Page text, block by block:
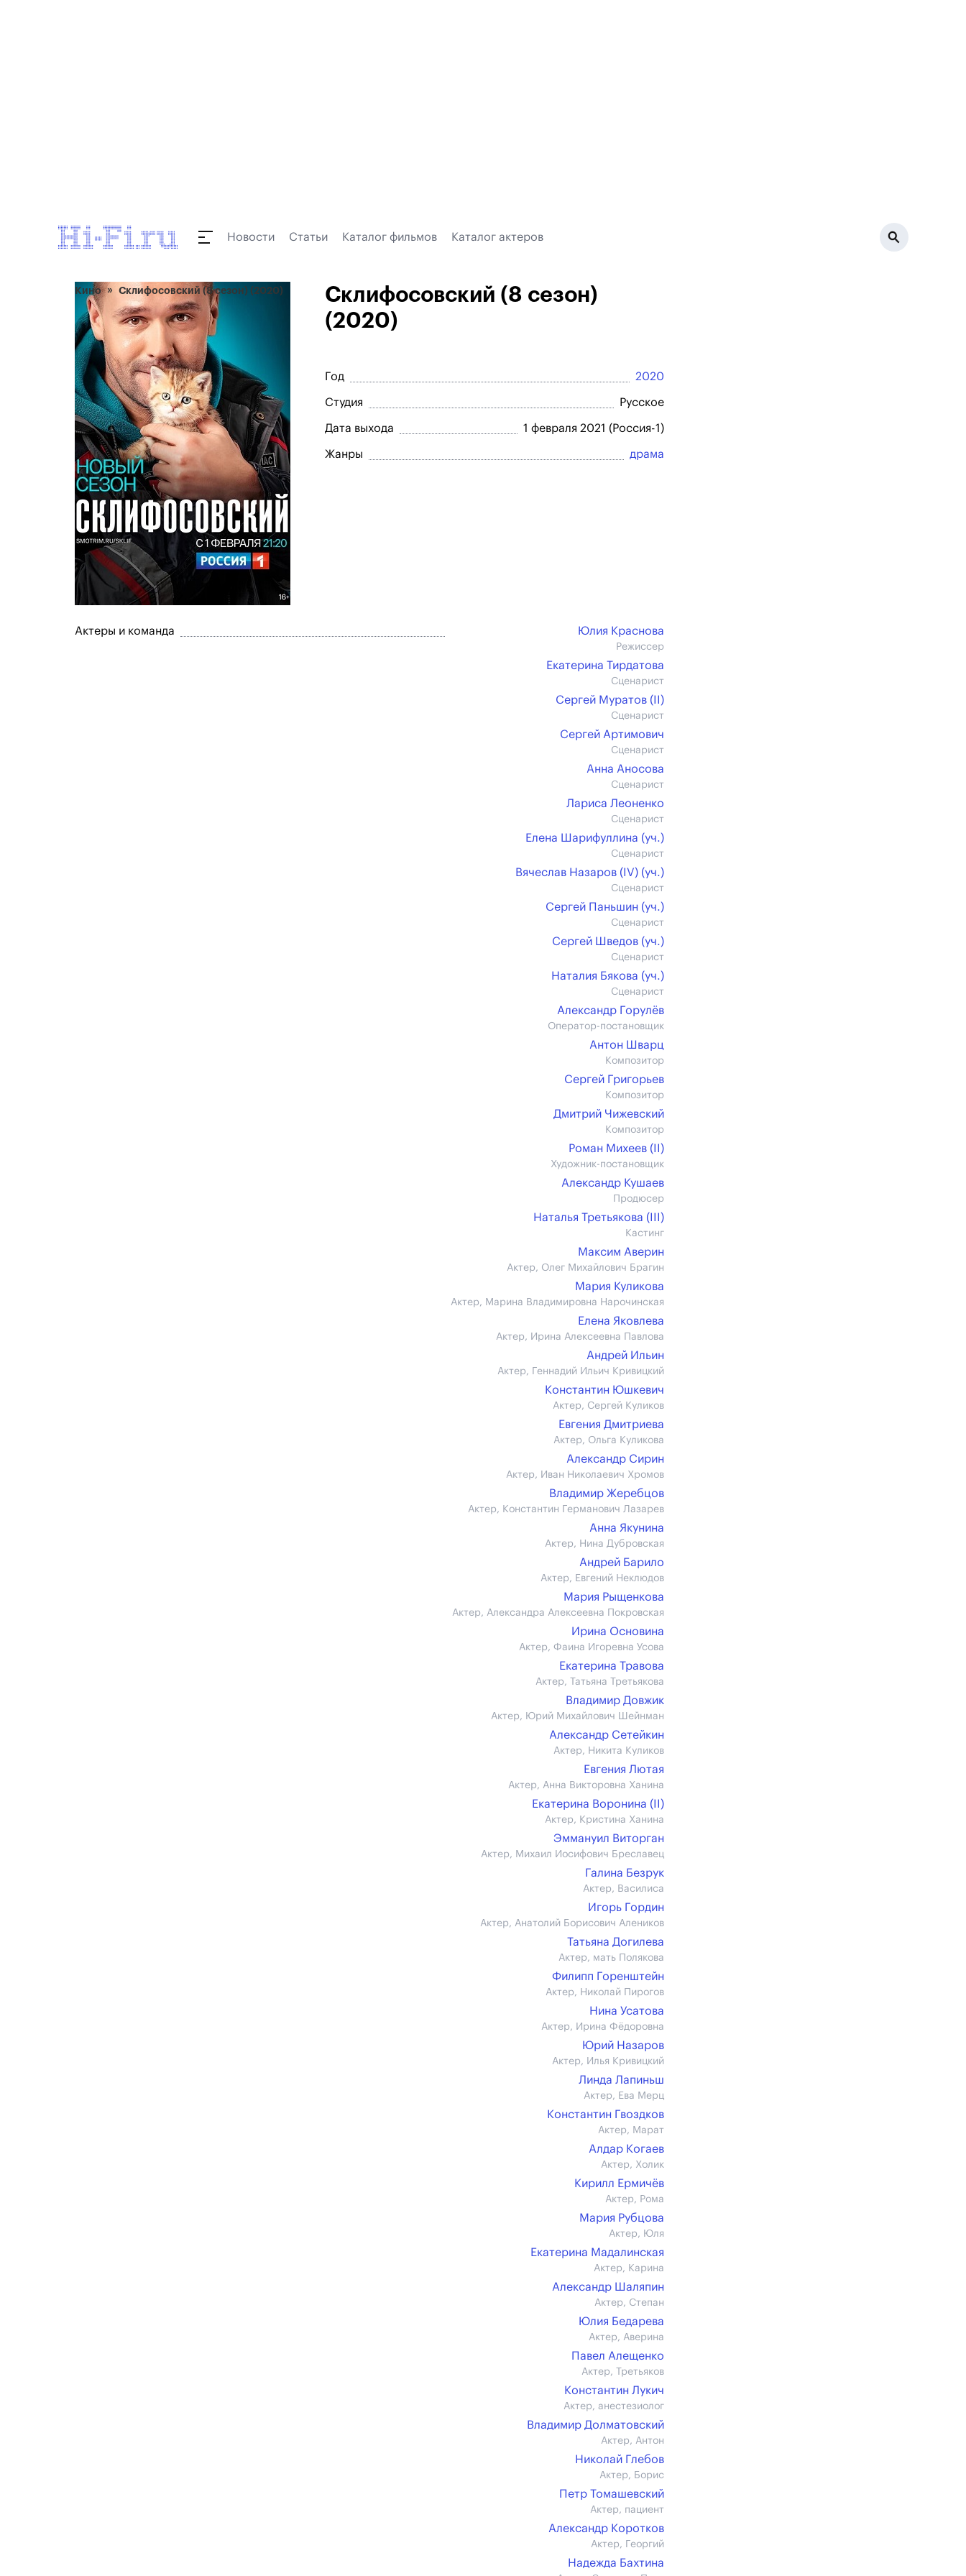
Новости Статьи Каталог фильмов Каталог актеров
Кино Склифосовский (8 сезон) (2020)
Склифосовский (8 сезон)
(2020)
Год 2020
Студия Русское
Дата выхода 1 февраля 2021 (Россия-1)
Жанры драма
Актеры и команда Юлия Краснова
Режиссер
Екатерина Тирдатова
Сценарист
Сергей Муратов (II)
Сценарист
Сергей Артимович
Сценарист
Анна Аносова
Сценарист
Лариса Леоненко
Сценарист
Елена Шарифуллина (уч.)
Сценарист
Вячеслав Назаров (IV) (уч.)
Сценарист
Сергей Паньшин (уч.)
Сценарист
Сергей Шведов (уч.)
Сценарист
Наталия Бякова (уч.)
Сценарист
Александр Горулёв
Оператор-постановщик
Антон Шварц
Композитор
Сергей Григорьев
Композитор
Дмитрий Чижевский
Композитор
Роман Михеев (II)
Художник-постановщик
Александр Кушаев
Продюсер
Наталья Третьякова (III)
Кастинг
Максим Аверин
Актер, Олег Михайлович Брагин
Мария Куликова
Актер, Марина Владимировна Нарочинская
Елена Яковлева
Актер, Ирина Алексеевна Павлова
Андрей Ильин
Актер, Геннадий Ильич Кривицкий
Константин Юшкевич
Актер, Сергей Куликов
Евгения Дмитриева
Актер, Ольга Куликова
Александр Сирин
Актер, Иван Николаевич Хромов
Владимир Жеребцов
Актер, Константин Германович Лазарев
Анна Якунина
Актер, Нина Дубровская
Андрей Барило
Актер, Евгений Неклюдов
Мария Рыщенкова
Актер, Александра Алексеевна Покровская
Ирина Основина
Актер, Фаина Игоревна Усова
Екатерина Травова
Актер, Татьяна Третьякова
Владимир Довжик
Актер, Юрий Михайлович Шейнман
Александр Сетейкин
Актер, Никита Куликов
Евгения Лютая
Актер, Анна Викторовна Ханина
Екатерина Воронина (II)
Актер, Кристина Ханина
Эммануил Виторган
Актер, Михаил Иосифович Бреславец
Галина Безрук
Актер, Василиса
Игорь Гордин
Актер, Анатолий Борисович Алеников
Татьяна Догилева
Актер, мать Полякова
Филипп Горенштейн
Актер, Николай Пирогов
Нина Усатова
Актер, Ирина Фёдоровна
Юрий Назаров
Актер, Илья Кривицкий
Линда Лапиньш
Актер, Ева Мерц
Константин Гвоздков
Актер, Марат
Алдар Когаев
Актер, Холик
Кирилл Ермичёв
Актер, Рома
Мария Рубцова
Актер, Юля
Екатерина Мадалинская
Актер, Карина
Александр Шаляпин
Актер, Степан
Юлия Бедарева
Актер, Аверина
Павел Алещенко
Актер, Третьяков
Константин Лукич
Актер, анестезиолог
Владимир Долматовский
Актер, Антон
Николай Глебов
Актер, Борис
Петр Томашевский
Актер, пациент
Александр Коротков
Актер, Георгий
Надежда Бахтина